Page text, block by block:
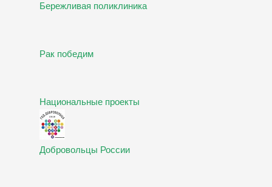
Бережливая поликлиника
Рак победим
Национальные проекты
Добровольцы России